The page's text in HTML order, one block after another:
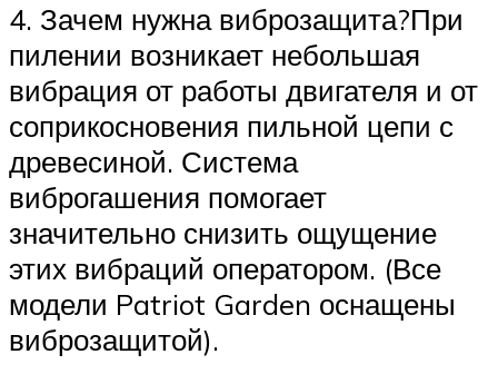
4. Зачем нужна виброзащита?При
пилении возникает небольшая
вибрация от работы двигателя и от
соприкосновения пильной цепи с
древесиной. Система
виброгашения помогает
значительно снизить ощущение
этих вибраций оператором. (Все
модели Patriot Garden оснащены
виброзащитой).